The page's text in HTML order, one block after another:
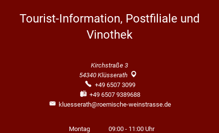
Tourist-Information, Postfiliale und
Vinothek
Kirchstraße 3
54340 Klüsserath
+49 6507 3099
+49 6507 9389688
kluesserath@roemische-weinstrasse.de
Montag 09:00 - 11:00 Uhr